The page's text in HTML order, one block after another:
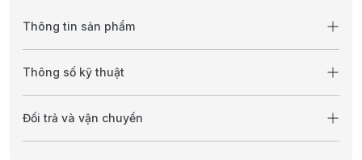
Thông tin sản phẩm
Thông số kỹ thuật
Đổi trả và vận chuyển